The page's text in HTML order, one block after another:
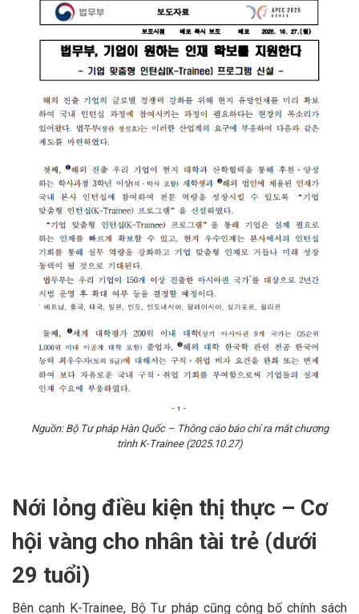
Nguồn: Bộ Tư pháp Hàn Quốc – Thông cáo báo chí ra mắt chương
trình K-Trainee (2025.10.27)
Nới lỏng điều kiện thị thực – Cơ
hội vàng cho nhân tài trẻ (dưới
29 tuổi)
Bên cạnh K-Trainee, Bộ Tư pháp cũng công bố chính sách